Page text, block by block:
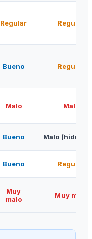
Regular Regular
Bueno Regular
Malo Malo
Bueno Malo
Bueno Regular
Muy
malo
Muy malo